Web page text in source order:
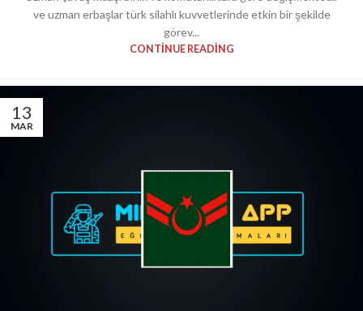
ve uzman erbaşlar türk silahlı kuvvetlerinde etkin bir şekilde
görev...
CONTINUE READING
13
MAR